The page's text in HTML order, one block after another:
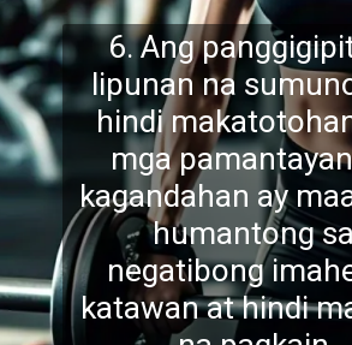
6. Ang
lipunan na
hindi
mga
kagandahan ay
humantong sa
negatibong
katawan at hindi